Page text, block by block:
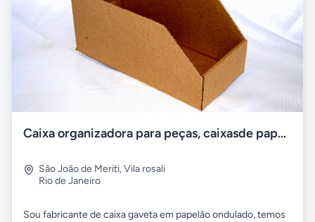
Caixa organizadora para peças, caixasde papelão, caixa bin
São João de Meriti,Vila rosali
Rio de Janeiro
Sou fabricante de caixa gaveta em papelão ondulado, temos